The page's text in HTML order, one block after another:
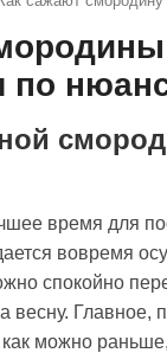
по
время для
вовремя
спокойно
весну. Главное,
можно